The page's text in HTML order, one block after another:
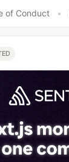
of Conduct •